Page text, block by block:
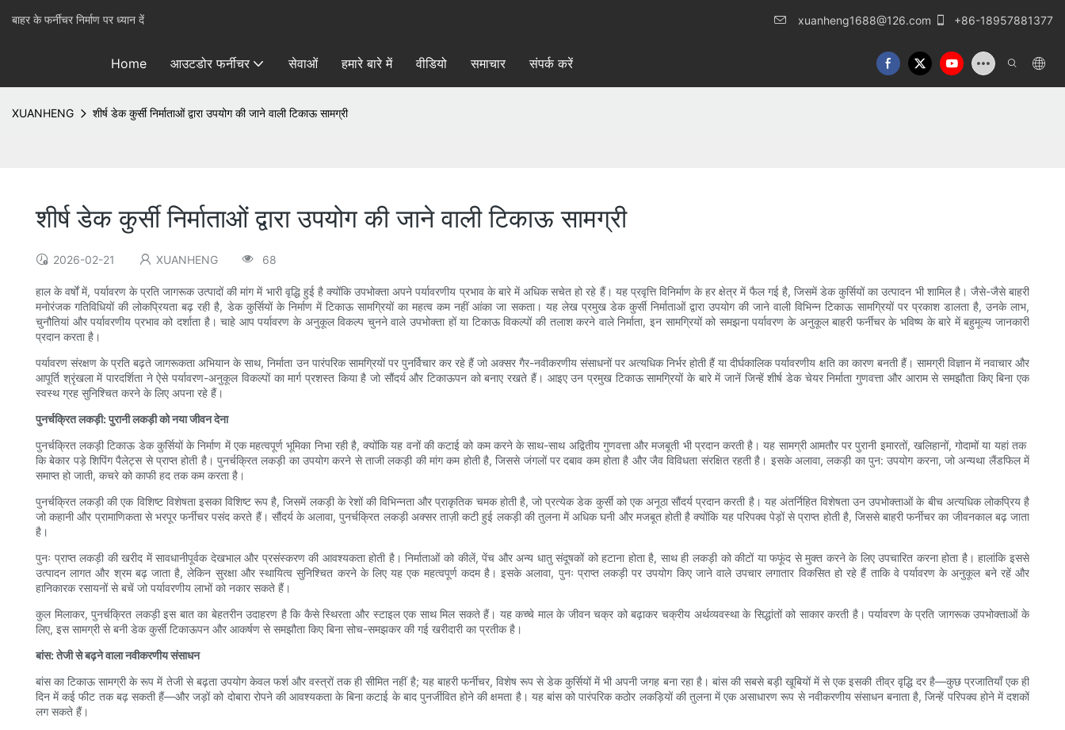
बाहर के फर्नीचर निर्माण पर ध्यान दें xuanheng1688@126.com +86-18957881377
Home आउटडोर फर्नीचर सेवाओं हमारे बारे में वीडियो समाचार संपर्क करें
XUANHENG शीर्ष डेक कुर्सी निर्माताओं द्वारा उपयोग की जाने वाली टिकाऊ सामग्री
शीर्ष डेक कुर्सी निर्माताओं द्वारा उपयोग की जाने वाली टिकाऊ सामग्री
2026-02-21 XUANHENG 68
हाल के वर्षों में, पर्यावरण के प्रति जागरूक उत्पादों की मांग में भारी वृद्धि हुई है क्योंकि उपभोक्ता अपने पर्यावरणीय प्रभाव के बारे में अधिक सचेत हो रहे हैं। यह प्रवृत्ति विनिर्माण के हर क्षेत्र में फैल गई है, जिसमें डेक कुर्सियों का उत्पादन भी शामिल है। जैसे-जैसे बाहरी
मनोरंजक गतिविधियों की लोकप्रियता बढ़ रही है, डेक कुर्सियों के निर्माण में टिकाऊ सामग्रियों का महत्व कम नहीं आंका जा सकता। यह लेख प्रमुख डेक कुर्सी निर्माताओं द्वारा उपयोग की जाने वाली विभिन्न टिकाऊ सामग्रियों पर प्रकाश डालता है, उनके लाभ,
चुनौतियां और पर्यावरणीय प्रभाव को दर्शाता है। चाहे आप पर्यावरण के अनुकूल विकल्प चुनने वाले उपभोक्ता हों या टिकाऊ विकल्पों की तलाश करने वाले निर्माता, इन सामग्रियों को समझना पर्यावरण के अनुकूल बाहरी फर्नीचर के भविष्य के बारे में बहुमूल्य जानकारी
प्रदान करता है।
पर्यावरण संरक्षण के प्रति बढ़ते जागरूकता अभियान के साथ, निर्माता उन पारंपरिक सामग्रियों पर पुनर्विचार कर रहे हैं जो अक्सर गैर-नवीकरणीय संसाधनों पर अत्यधिक निर्भर होती हैं या दीर्घकालिक पर्यावरणीय क्षति का कारण बनती हैं। सामग्री विज्ञान में नवाचार और
आपूर्ति श्रृंखला में पारदर्शिता ने ऐसे पर्यावरण-अनुकूल विकल्पों का मार्ग प्रशस्त किया है जो सौंदर्य और टिकाऊपन को बनाए रखते हैं। आइए उन प्रमुख टिकाऊ सामग्रियों के बारे में जानें जिन्हें शीर्ष डेक चेयर निर्माता गुणवत्ता और आराम से समझौता किए बिना एक
स्वस्थ ग्रह सुनिश्चित करने के लिए अपना रहे हैं।
पुनर्चक्रित लकड़ी: पुरानी लकड़ी को नया जीवन देना
पुनर्चक्रित लकड़ी टिकाऊ डेक कुर्सियों के निर्माण में एक महत्वपूर्ण भूमिका निभा रही है, क्योंकि यह वनों की कटाई को कम करने के साथ-साथ अद्वितीय गुणवत्ता और मजबूती भी प्रदान करती है। यह सामग्री आमतौर पर पुरानी इमारतों, खलिहानों, गोदामों या यहां तक ​​
कि बेकार पड़े शिपिंग पैलेट्स से प्राप्त होती है। पुनर्चक्रित लकड़ी का उपयोग करने से ताजी लकड़ी की मांग कम होती है, जिससे जंगलों पर दबाव कम होता है और जैव विविधता संरक्षित रहती है। इसके अलावा, लकड़ी का पुन: उपयोग करना, जो अन्यथा लैंडफिल में
समाप्त हो जाती, कचरे को काफी हद तक कम करता है।
पुनर्चक्रित लकड़ी की एक विशिष्ट विशेषता इसका विशिष्ट रूप है, जिसमें लकड़ी के रेशों की विभिन्नता और प्राकृतिक चमक होती है, जो प्रत्येक डेक कुर्सी को एक अनूठा सौंदर्य प्रदान करती है। यह अंतर्निहित विशेषता उन उपभोक्ताओं के बीच अत्यधिक लोकप्रिय है
जो कहानी और प्रामाणिकता से भरपूर फर्नीचर पसंद करते हैं। सौंदर्य के अलावा, पुनर्चक्रित लकड़ी अक्सर ताज़ी कटी हुई लकड़ी की तुलना में अधिक घनी और मजबूत होती है क्योंकि यह परिपक्व पेड़ों से प्राप्त होती है, जिससे बाहरी फर्नीचर का जीवनकाल बढ़ जाता
है।
पुनः प्राप्त लकड़ी की खरीद में सावधानीपूर्वक देखभाल और प्रसंस्करण की आवश्यकता होती है। निर्माताओं को कीलें, पेंच और अन्य धातु संदूषकों को हटाना होता है, साथ ही लकड़ी को कीटों या फफूंद से मुक्त करने के लिए उपचारित करना होता है। हालांकि इससे
उत्पादन लागत और श्रम बढ़ जाता है, लेकिन सुरक्षा और स्थायित्व सुनिश्चित करने के लिए यह एक महत्वपूर्ण कदम है। इसके अलावा, पुनः प्राप्त लकड़ी पर उपयोग किए जाने वाले उपचार लगातार विकसित हो रहे हैं ताकि वे पर्यावरण के अनुकूल बने रहें और
हानिकारक रसायनों से बचें जो पर्यावरणीय लाभों को नकार सकते हैं।
कुल मिलाकर, पुनर्चक्रित लकड़ी इस बात का बेहतरीन उदाहरण है कि कैसे स्थिरता और स्टाइल एक साथ मिल सकते हैं। यह कच्चे माल के जीवन चक्र को बढ़ाकर चक्रीय अर्थव्यवस्था के सिद्धांतों को साकार करती है। पर्यावरण के प्रति जागरूक उपभोक्ताओं के
लिए, इस सामग्री से बनी डेक कुर्सी टिकाऊपन और आकर्षण से समझौता किए बिना सोच-समझकर की गई खरीदारी का प्रतीक है।
बांस: तेजी से बढ़ने वाला नवीकरणीय संसाधन
बांस का टिकाऊ सामग्री के रूप में तेजी से बढ़ता उपयोग केवल फर्श और वस्त्रों तक ही सीमित नहीं है; यह बाहरी फर्नीचर, विशेष रूप से डेक कुर्सियों में भी अपनी जगह बना रहा है। बांस की सबसे बड़ी खूबियों में से एक इसकी तीव्र वृद्धि दर है—कुछ प्रजातियाँ एक ही
दिन में कई फीट तक बढ़ सकती हैं—और जड़ों को दोबारा रोपने की आवश्यकता के बिना कटाई के बाद पुनर्जीवित होने की क्षमता है। यह बांस को पारंपरिक कठोर लकड़ियों की तुलना में एक असाधारण रूप से नवीकरणीय संसाधन बनाता है, जिन्हें परिपक्व होने में दशकों
लग सकते हैं।